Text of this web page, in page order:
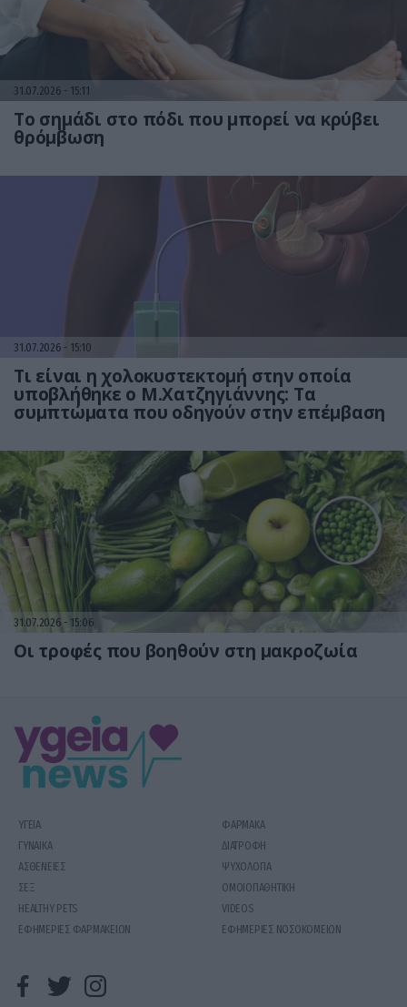
31.07.2026 15:11
Το σημάδι στο πόδι που μπορεί να κρύβει
θρόμβωση
31.07.2026 15:10
Τι είναι η χολοκυστεκτομή στην οποία
υποβλήθηκε ο Μ.Χατζηγιάννης: Tα
συμπτώματα που οδηγούν στην επέμβαση
31.07.2026 15:06
Οι τροφές που βοηθούν στη μακροζωία
ΥΓΕΙΑ
ΦΑΡΜΑΚΑ
ΓΥΝΑΙΚΑ
ΔΙΑΤΡΟΦΗ
ΑΣΘΕΝΕΙΕΣ
ΨΥΧΟΛΟΓΙΑ
ΣΕΞ
ΟΜΟΙΟΠΑΘΗΤΙΚΗ
HEALTHY PETS
VIDEOS
ΕΦΗΜΕΡΙΕΣ ΦΑΡΜΑΚΕΙΩΝ
ΕΦΗΜΕΡΙΕΣ ΝΟΣΟΚΟΜΕΙΩΝ